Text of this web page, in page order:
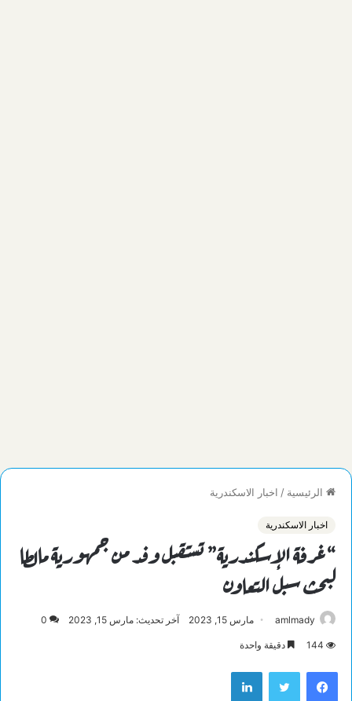
الرئيسية / اخبار الاسكندرية
اخبار الاسكندرية
“غرفة الإسكندرية” تستقبل وفد من جمهورية مالطا
لبحث سبل التعاون
amlmady مارس 15, 2023 آخر تحديث: مارس 15, 2023 0
144 دقيقة واحدة
فيسبوك تويتر لينكدإن